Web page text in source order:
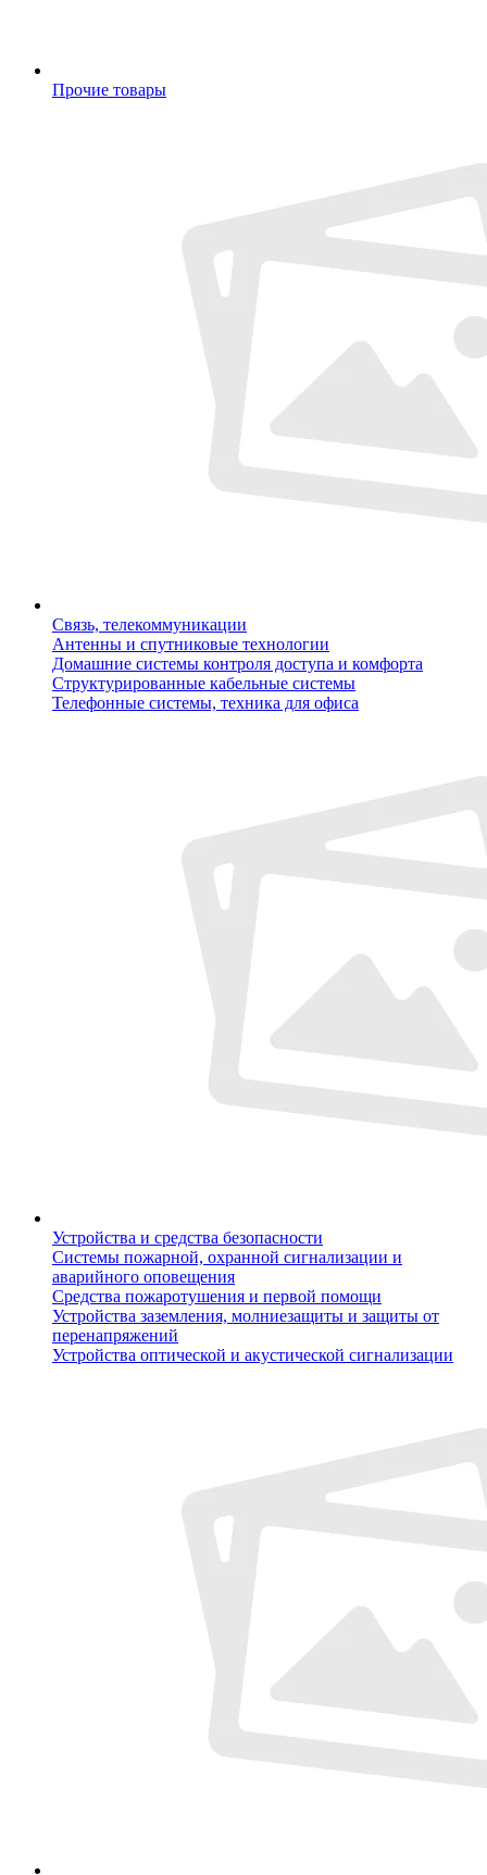
Прочие товары
Связь, телекоммуникации
Антенны и спутниковые технологии
Домашние системы контроля доступа и комфорта
Структурированные кабельные системы
Телефонные системы, техника для офиса
Устройства и средства безопасности
Системы пожарной, охранной сигнализации и
аварийного оповещения
Средства пожаротушения и первой помощи
Устройства заземления, молниезащиты и защиты от
перенапряжений
Устройства оптической и акустической сигнализации